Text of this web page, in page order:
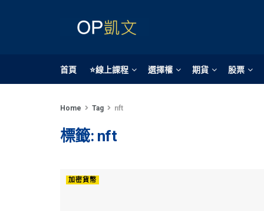
首頁 ⭐線上課程 選擇權 期貨 股票
Home Tag nft
標籤: nft
加密貨幣